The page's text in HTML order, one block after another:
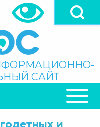
САЙТ
и